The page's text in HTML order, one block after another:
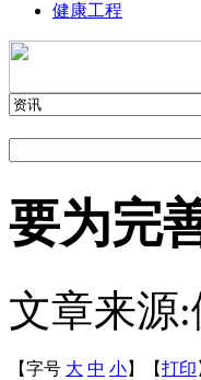
健康工程
要为完
文章来源
【字号 大 中 小】 【打印